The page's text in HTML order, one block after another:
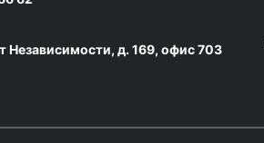
Независимости, д. 169, офис 703